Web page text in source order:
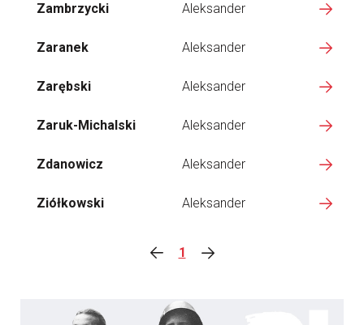
Zambrzycki Aleksander
Zaranek Aleksander
Zarębski Aleksander
Zaruk-Michalski Aleksander
Zdanowicz Aleksander
Ziółkowski Aleksander
1